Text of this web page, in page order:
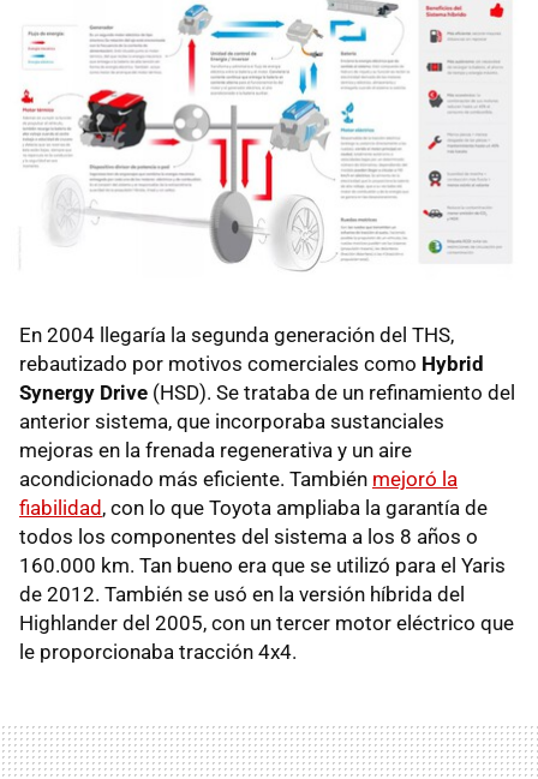
En 2004 llegaría la segunda generación del THS,
rebautizado por motivos comerciales como Hybrid
Synergy Drive (HSD). Se trataba de un refinamiento del
anterior sistema, que incorporaba sustanciales
mejoras en la frenada regenerativa y un aire
acondicionado más eficiente. También mejoró la
fiabilidad, con lo que Toyota ampliaba la garantía de
todos los componentes del sistema a los 8 años o
160.000 km. Tan bueno era que se utilizó para el Yaris
de 2012. También se usó en la versión híbrida del
Highlander del 2005, con un tercer motor eléctrico que
le proporcionaba tracción 4x4.